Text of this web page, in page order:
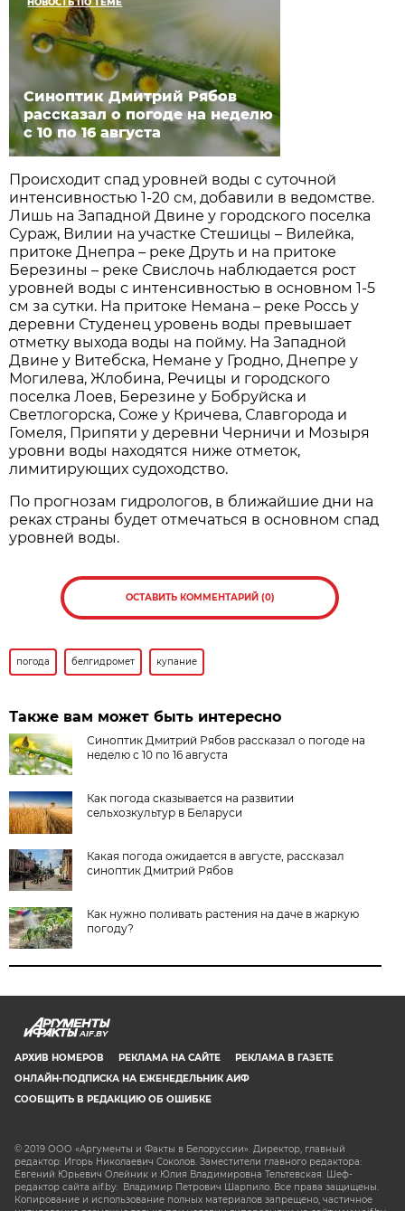
НОВОСТЬ ПО ТЕМЕ
Синоптик Дмитрий Рябов
рассказал о погоде на неделю
с 10 по 16 августа
Происходит спад уровней воды с суточной
интенсивностью 1-20 см, добавили в ведомстве.
Лишь на Западной Двине у городского поселка
Сураж, Вилии на участке Стешицы – Вилейка,
притоке Днепра – реке Друть и на притоке
Березины – реке Свислочь наблюдается рост
уровней воды с интенсивностью в основном 1-5
см за сутки. На притоке Немана – реке Россь у
деревни Студенец уровень воды превышает
отметку выхода воды на пойму. На Западной
Двине у Витебска, Немане у Гродно, Днепре у
Могилева, Жлобина, Речицы и городского
поселка Лоев, Березине у Бобруйска и
Светлогорска, Соже у Кричева, Славгорода и
Гомеля, Припяти у деревни Черничи и Мозыря
уровни воды находятся ниже отметок,
лимитирующих судоходство.
По прогнозам гидрологов, в ближайшие дни на
реках страны будет отмечаться в основном спад
уровней воды.
ОСТАВИТЬ КОММЕНТАРИЙ (0)
погода белгидромет купание
Также вам может быть интересно
Синоптик Дмитрий Рябов рассказал о погоде на
неделю с 10 по 16 августа
Как погода сказывается на развитии
сельхозкультур в Беларуси
Какая погода ожидается в августе, рассказал
синоптик Дмитрий Рябов
Как нужно поливать растения на даче в жаркую
погоду?
AIF.BY
АРХИВ НОМЕРОВ РЕКЛАМА НА САЙТЕ
РЕКЛАМА В ГАЗЕТЕ
ОНЛАЙН-ПОДПИСКА НА ЕЖЕНЕДЕЛЬНИК АИФ
СООБЩИТЬ В РЕДАКЦИЮ ОБ ОШИБКЕ
© 2019 ООО «Аргументы и Факты в Белоруссии». Директор, главный
редактор: Игорь Николаевич Соколов. Заместители главного редактора:
Евгений Юрьевич Олейник и Юлия Владимировна Тельтевская. Шеф-
редактор сайта aif.by: Владимир Петрович Шарпило. Все права защищены.
Копирование и использование полных материалов запрещено, частичное